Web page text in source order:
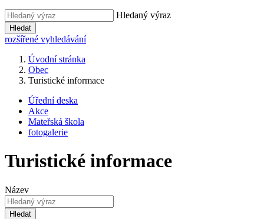
Hledaný výraz
Hledat
rozšířené vyhledávání
Úvodní stránka
Obec
Turistické informace
Úřední deska
Akce
Mateřská škola
fotogalerie
Turistické informace
Název
Hledat